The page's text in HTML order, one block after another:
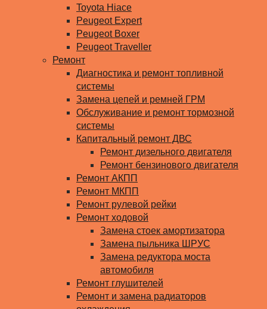
Toyota Hiace
Peugeot Expert
Peugeot Boxer
Peugeot Traveller
Ремонт
Диагностика и ремонт топливной
системы
Замена цепей и ремней ГРМ
Обслуживание и ремонт тормозной
системы
Капитальный ремонт ДВС
Ремонт дизельного двигателя
Ремонт бензинового двигателя
Ремонт АКПП
Ремонт МКПП
Ремонт рулевой рейки
Ремонт ходовой
Замена стоек амортизатора
Замена пыльника ШРУС
Замена редуктора моста
автомобиля
Ремонт глушителей
Ремонт и замена радиаторов